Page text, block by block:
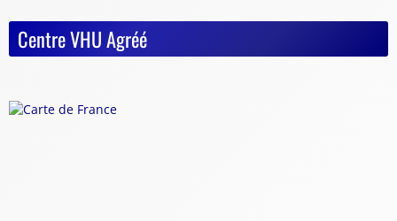
Centre VHU Agréé